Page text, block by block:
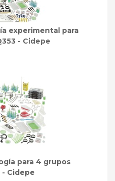
experimental para
- Cidepe
para 4 grupos
- Cidepe